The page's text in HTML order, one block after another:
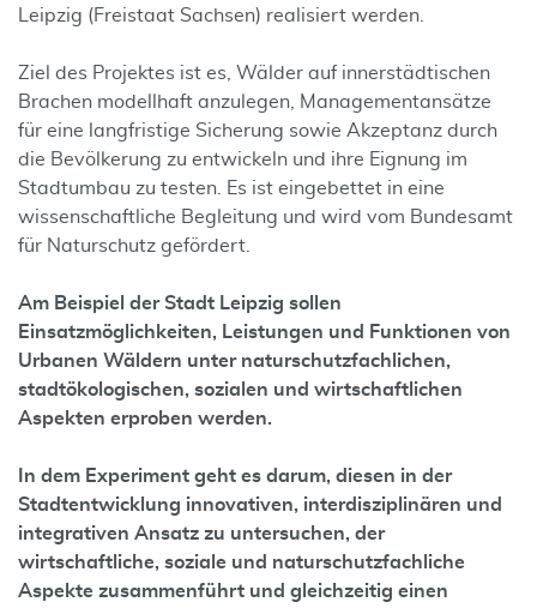
Leipzig (Freistaat Sachsen) realisiert werden.
Ziel des Projektes ist es, Wälder auf innerstädtischen
Brachen modellhaft anzulegen, Managementansätze
für eine langfristige Sicherung sowie Akzeptanz durch
die Bevölkerung zu entwickeln und ihre Eignung im
Stadtumbau zu testen. Es ist eingebettet in eine
wissenschaftliche Begleitung und wird vom Bundesamt
für Naturschutz gefördert.
Am Beispiel der Stadt Leipzig sollen
Einsatzmöglichkeiten, Leistungen und Funktionen von
Urbanen Wäldern unter naturschutzfachlichen,
stadtökologischen, sozialen und wirtschaftlichen
Aspekten erproben werden.
In dem Experiment geht es darum, diesen in der
Stadtentwicklung innovativen, interdisziplinären und
integrativen Ansatz zu untersuchen, der
wirtschaftliche, soziale und naturschutzfachliche
Aspekte zusammenführt und gleichzeitig einen